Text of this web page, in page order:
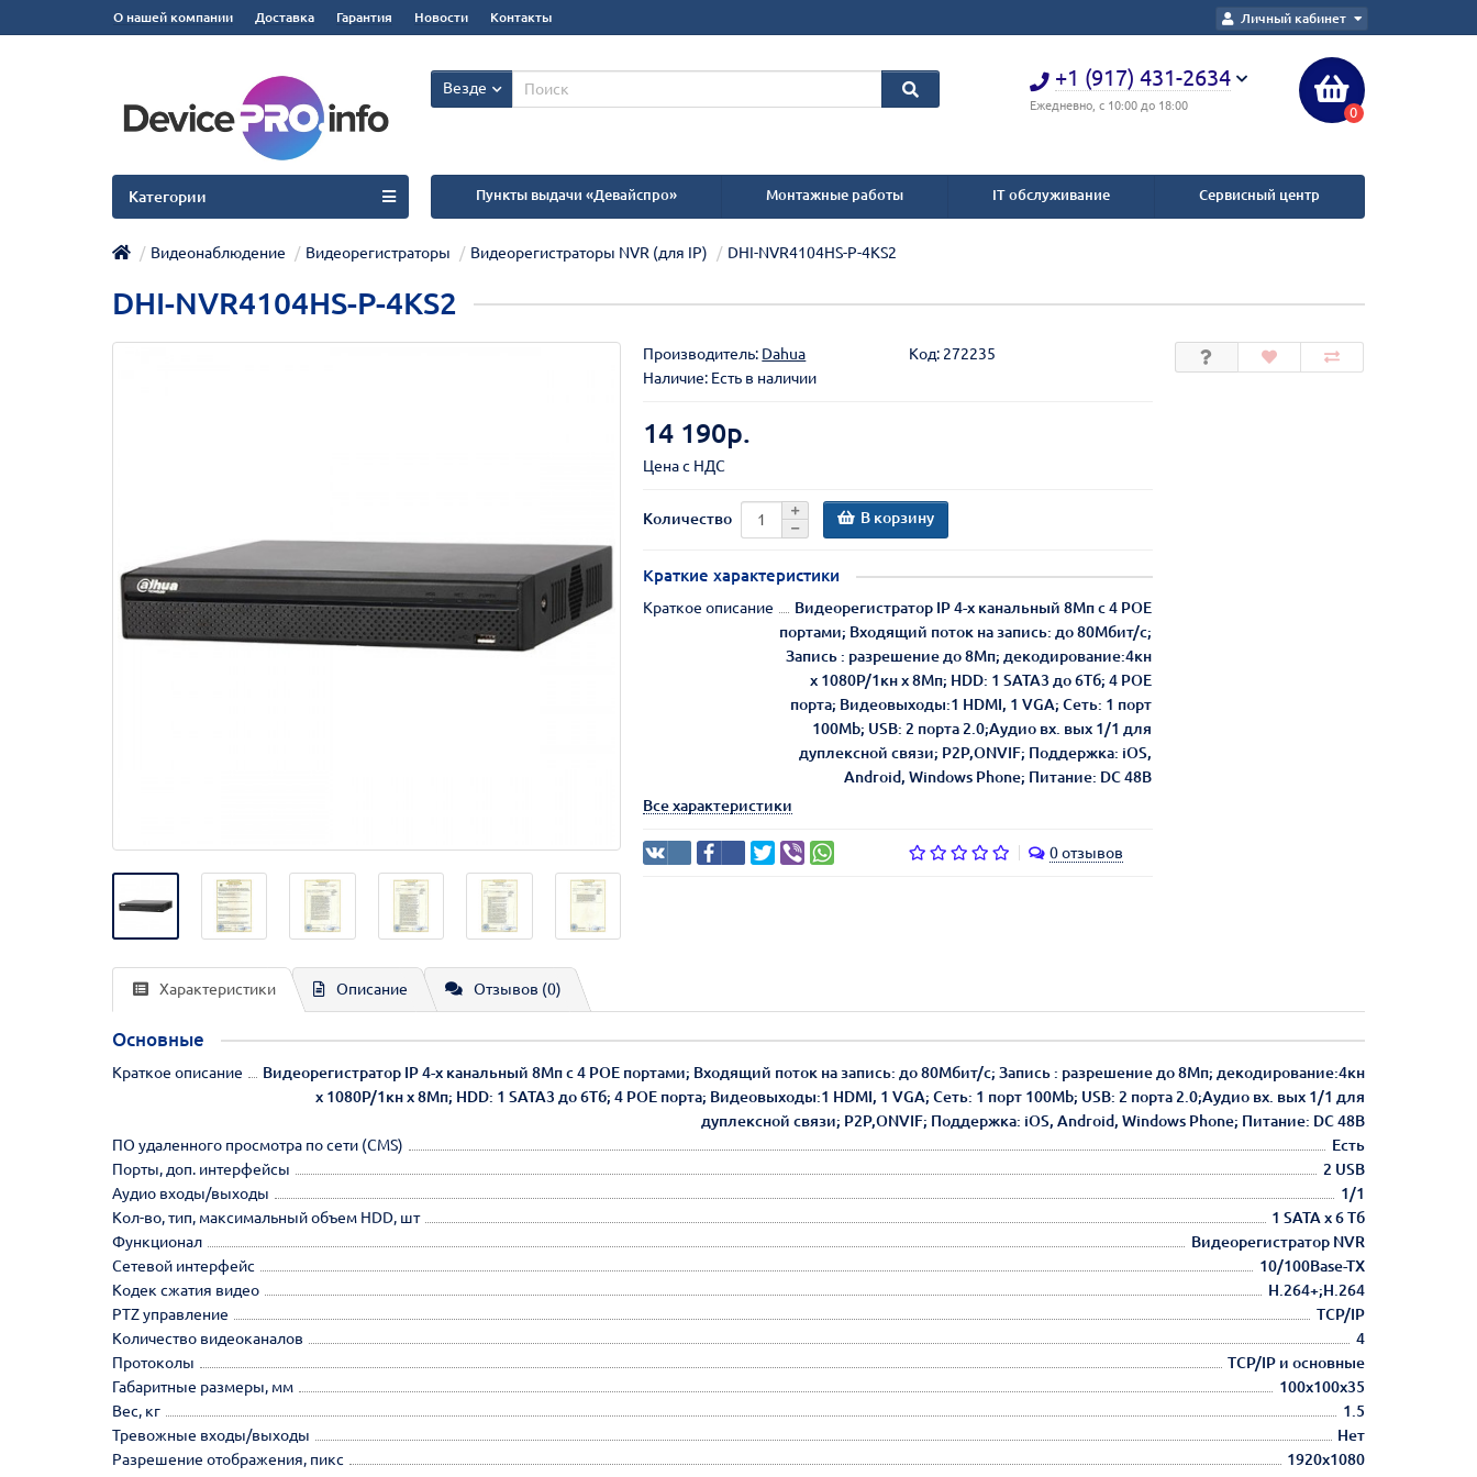
Личный кабинет
О нашей компании Доставка Гарантия Новости Контакты
+1 (917) 431-2634
Ежедневно, с 10:00 до 18:00 0
Везде
Пункты выдачи «Девайспро» Монтажные работы IT обслуживание Сервисный центр
Категории
Видеонаблюдение Видеорегистраторы Видеорегистраторы NVR (для IP) DHI-NVR4104HS-P-4KS2
DHI-NVR4104HS-P-4KS2
Производитель: Dahua Код: 272235
Наличие: Есть в наличии
14 190р.
Цена с НДС
Количество В корзину
Краткие характеристики
Краткое описание
Видеорегистратор IP 4-х канальный 8Мп c 4 РОЕ
портами; Входящий поток на запись: до 80Мбит/с;
Запись : разрешение до 8Мп; декодирование:4кн
х 1080Р/1кн х 8Мп; HDD: 1 SATA3 до 6Тб; 4 POE
порта; Видеовыходы:1 HDMI, 1 VGA; Сеть: 1 порт
100Mb; USB: 2 порта 2.0;Аудио вх. вых 1/1 для
дуплексной связи; P2P,ONVIF; Поддержка: iOS,
Android, Windows Phone; Питание: DC 48В
Все характеристики
0 отзывов
Характеристики Описание Отзывов (0)
Основные
Краткое описание
Видеорегистратор IP 4-х канальный 8Мп c 4 РОЕ портами; Входящий поток на запись: до 80Мбит/с; Запись : разрешение до 8Мп; декодирование:4кн
х 1080Р/1кн х 8Мп; HDD: 1 SATA3 до 6Тб; 4 POE порта; Видеовыходы:1 HDMI, 1 VGA; Сеть: 1 порт 100Mb; USB: 2 порта 2.0;Аудио вх. вых 1/1 для
дуплексной связи; P2P,ONVIF; Поддержка: iOS, Android, Windows Phone; Питание: DC 48В
ПО удаленного просмотра по сети (CMS)
Есть
Порты, доп. интерфейсы
2 USB
Аудио входы/выходы
1/1
Кол-во, тип, максимальный объем HDD, шт
1 SATA х 6 Тб
Функционал
Видеорегистратор NVR
Сетевой интерфейс
10/100Base-TX
Кодек сжатия видео
H.264+;H.264
PTZ управление
TCP/IP
Количество видеоканалов
4
Протоколы
TCP/IP и основные
Габаритные размеры, мм
100х100х35
Вес, кг
1.5
Тревожные входы/выходы
Нет
Разрешение отображения, пикс
1920х1080